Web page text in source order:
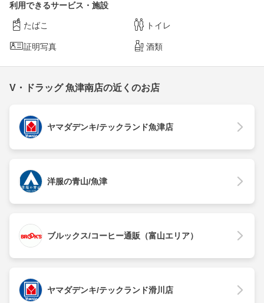
利用できるサービス・施設
たばこ トイレ
証明写真 酒類
V・ドラッグ 魚津南店の近くのお店
ヤマダデンキ/テックランド魚津店
洋服の青山/魚津
ブルックス/コーヒー通販（富山エリア）
ヤマダデンキ/テックランド滑川店